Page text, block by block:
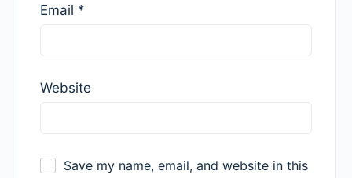
Email *
Website
Save my name, email, and website in this